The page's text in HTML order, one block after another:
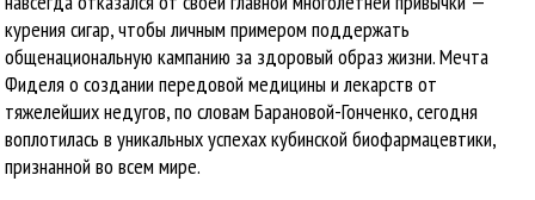
курения сигар, чтобы личным примером поддержать
общенациональную кампанию за здоровый образ жизни. Мечта
Фиделя о создании передовой медицины и лекарств от
тяжелейших недугов, по словам Барановой-Гонченко, сегодня
воплотилась в уникальных успехах кубинской биофармацевтики,
признанной во всем мире.